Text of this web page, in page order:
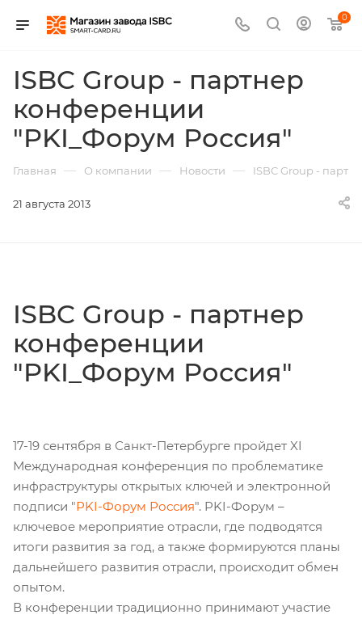
0
ISBC Group - партнер
конференции
"PKI_Форум Россия"
Главная — О компании — Новости — ISBC Group -
21 августа 2013
ISBC Group - партнер
конференции
"PKI_Форум Россия"
17-19 сентября в Санкт-Петербурге пройдет XI
Международная конференция по проблематике
инфраструктуры открытых ключей и электронной
подписи "PKI-Форум Россия". PKI-Форум –
ключевое мероприятие отрасли, где подводятся
итоги развития за год, а также формируются планы
дальнейшего развития отрасли, происходит обмен
опытом.
В конференции традиционно принимают участие